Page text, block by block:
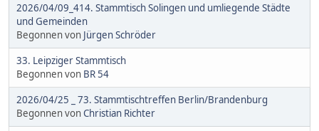
2026/04/09_414. Stammtisch Solingen und umliegende Städte
und Gemeinden
Begonnen von Jürgen Schröder
33. Leipziger Stammtisch
Begonnen von BR 54
2026/04/25 _ 73. Stammtischtreffen Berlin/Brandenburg
Begonnen vonChristian Richter